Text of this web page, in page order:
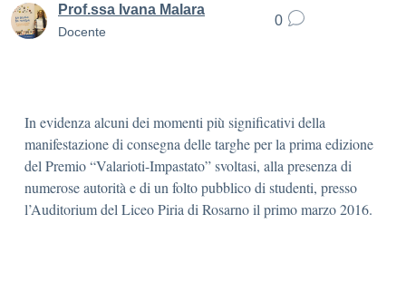
Prof.ssa Ivana Malara
Docente
0
In evidenza alcuni dei momenti più significativi della
manifestazione di consegna delle targhe per la prima edizione
del Premio “Valarioti-Impastato” svoltasi, alla presenza di
numerose autorità e di un folto pubblico di studenti, presso
l’Auditorium del Liceo Piria di Rosarno il primo marzo 2016.